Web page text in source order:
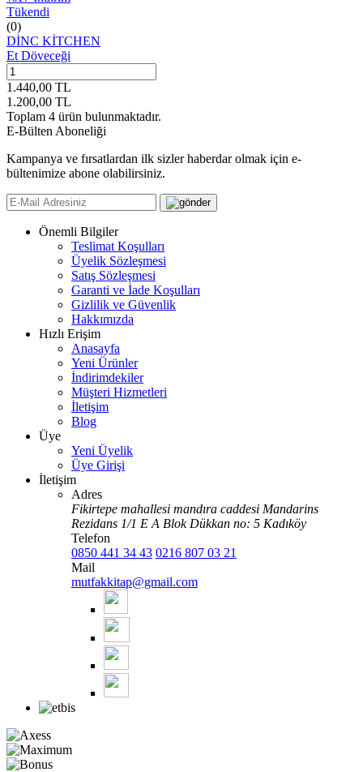
Tükendi
(0)
DİNC KİTCHEN
Et Döveceği
1.440,00 TL
1.200,00 TL
Toplam 4 ürün bulunmaktadır.
E-Bülten Aboneliği
Kampanya ve fırsatlardan ilk sizler haberdar olmak için e-
bültenimize abone olabilirsiniz.
Önemli Bilgiler
Teslimat Koşulları
Üyelik Sözleşmesi
Satış Sözleşmesi
Garanti ve İade Koşulları
Gizlilik ve Güvenlik
Hakkımızda
Hızlı Erişim
Anasayfa
Yeni Ürünler
İndirimdekiler
Müşteri Hizmetleri
İletişim
Blog
Üye
Yeni Üyelik
Üye Girişi
İletişim
Adres
Fikirtepe mahallesi mandıra caddesi Mandarins
Rezidans 1/1 E A Blok Dükkan no: 5 Kadıköy
Telefon
0850 441 34 43 0216 807 03 21
Mail
mutfakkitap@gmail.com